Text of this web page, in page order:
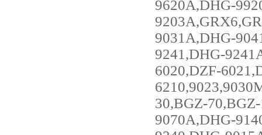
9620A,DHG-
9031A,DHG-
9241,DHG-
6020,DZF-
30,BGZ-
9070A,DHG-